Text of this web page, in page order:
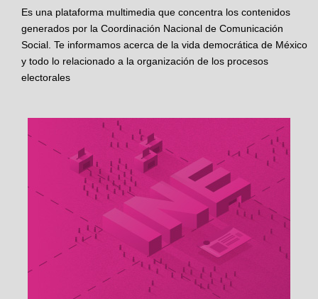
Es una plataforma multimedia que concentra los contenidos
generados por la Coordinación Nacional de Comunicación
Social. Te informamos acerca de la vida democrática de México
y todo lo relacionado a la organización de los procesos
electorales